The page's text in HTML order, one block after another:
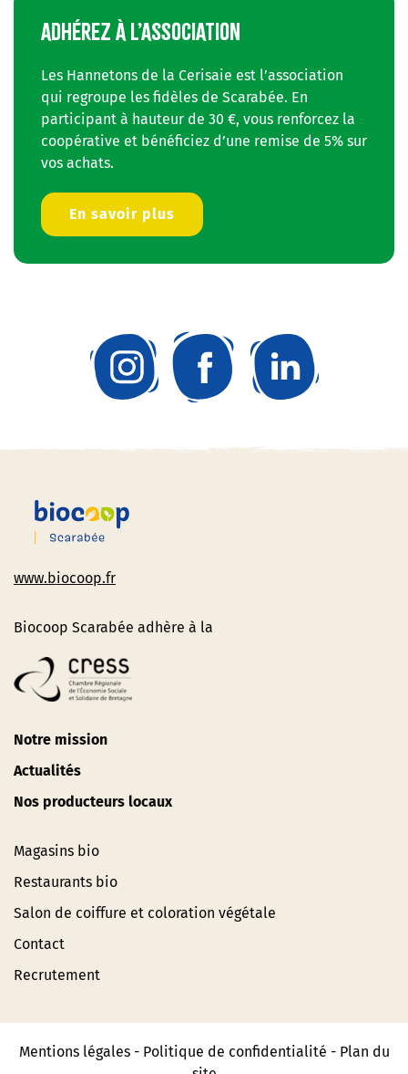
ADHÉREZ À L’ASSOCIATION
Les Hannetons de la Cerisaie est l’association
qui regroupe les fidèles de Scarabée. En
participant à hauteur de 30 €, vous renforcez la
coopérative et bénéficiez d’une remise de 5% sur
vos achats.
En savoir plus
www.biocoop.fr
Biocoop Scarabée adhère à la
Notre mission
Actualités
Nos producteurs locaux
Magasins bio
Restaurants bio
Salon de coiffure et coloration végétale
Contact
Recrutement
Mentions légales- Politique de confidentialité - Plan du